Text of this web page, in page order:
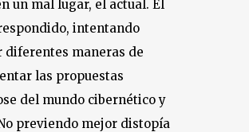
un mal lugar, el actual. El
intentando
diferentes maneras de
las propuestas
del mundo cibernético y
previendo mejor distopía